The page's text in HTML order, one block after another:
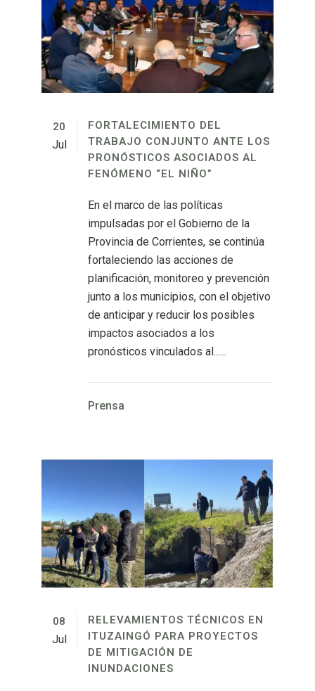
20
Jul
FORTALECIMIENTO DEL
TRABAJO CONJUNTO ANTE LOS
PRONÓSTICOS ASOCIADOS AL
FENÓMENO “EL NIÑO”
En el marco de las políticas
impulsadas por el Gobierno de la
Provincia de Corrientes, se continúa
fortaleciendo las acciones de
planificación, monitoreo y prevención
junto a los municipios, con el objetivo
de anticipar y reducir los posibles
impactos asociados a los
pronósticos vinculados al......
Prensa
08
Jul
RELEVAMIENTOS TÉCNICOS EN
ITUZAINGÓ PARA PROYECTOS
DE MITIGACIÓN DE
INUNDACIONES